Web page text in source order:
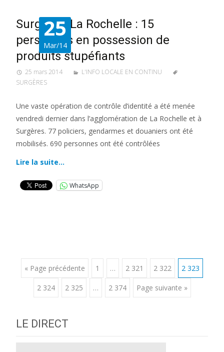
25
Mar/14
Surgères/La Rochelle : 15
personnes en possession de
produits stupéfiants
25 mars 2014
L'INFO LOCALE EN CONTINU
SURGÈRES
Une vaste opération de contrôle d’identité a été menée
vendredi dernier dans l’agglomération de La Rochelle et à
Surgères. 77 policiers, gendarmes et douaniers ont été
mobilisés. 690 personnes ont été contrôlées
Lire la suite…
WhatsApp
Posts
navigation
« Page précédente 1 … 2 321 2 322 2 323
2 324 2 325 … 2 374 Page suivante »
LE DIRECT